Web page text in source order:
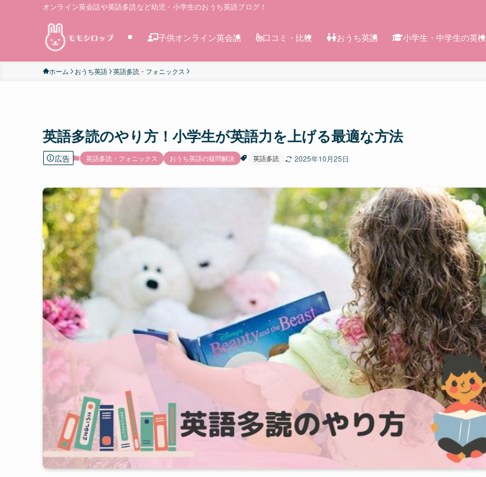
オンライン英会話や英語多読など幼児・小学生のおうち英語ブログ！
子供オンライン英会話 口コミ・比較 おうち英語 小学生・中学生の英検
ホーム おうち英語 英語多読・フォニックス
英語多読のやり方！小学生が英語力を上げる最適な方法
広告 英語多読・フォニックス おうち英語の疑問解決 英語多読 2025年10月25日